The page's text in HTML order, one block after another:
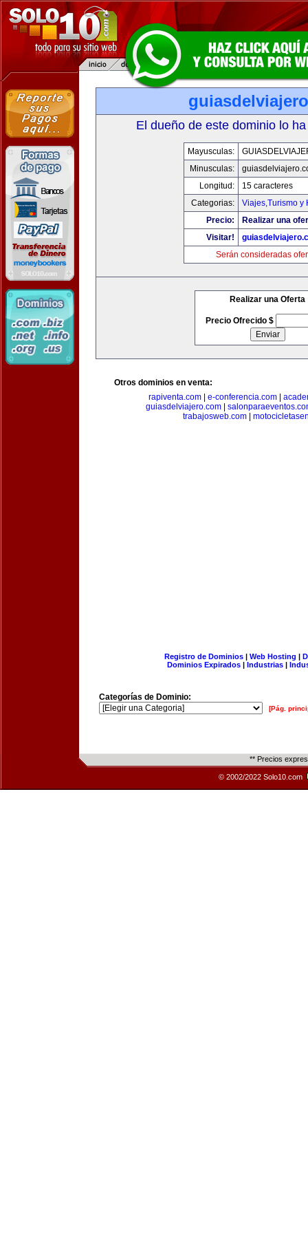
El dueño de este dominio lo
Mayusculas:
Minusculas:
Longitud:
15 caracteres
Categorias:
Viajes,Turismo y
Precio:
Realizar una
Visitar!
Serán consideradas
Realizar una Oferta
Precio Ofrecido $
Otros dominios en venta:
rapiventa.com| e-conferencia.com|
guiasdelviajero.com|
trabajosweb.com
Registro de Dominios| Web Hosting |
Dominios Expirados | Industrias |
Categorías de Dominio:
[Pág.
** Precios
© 2002/2022 Solo10.com